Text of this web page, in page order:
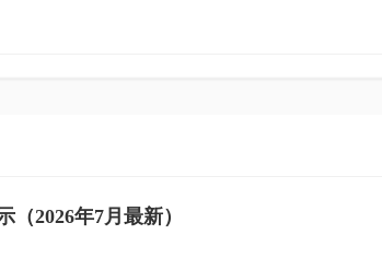
2026年7月最新）